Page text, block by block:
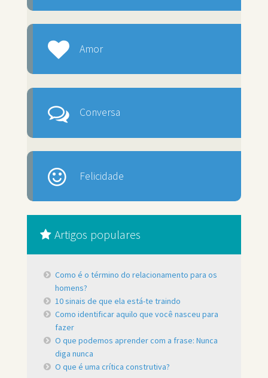
Amor
Conversa
Felicidade
Artigos populares
Como é o término do relacionamento para os
homens?
10 sinais de que ela está-te traindo
Como identificar aquilo que você nasceu para
fazer
O que podemos aprender com a frase: Nunca
diga nunca
O que é uma crítica construtiva?